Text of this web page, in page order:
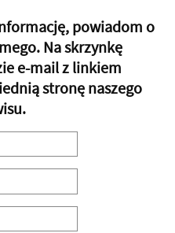
powiadom o
Na skrzynkę
e-mail z linkiem
stronę naszego